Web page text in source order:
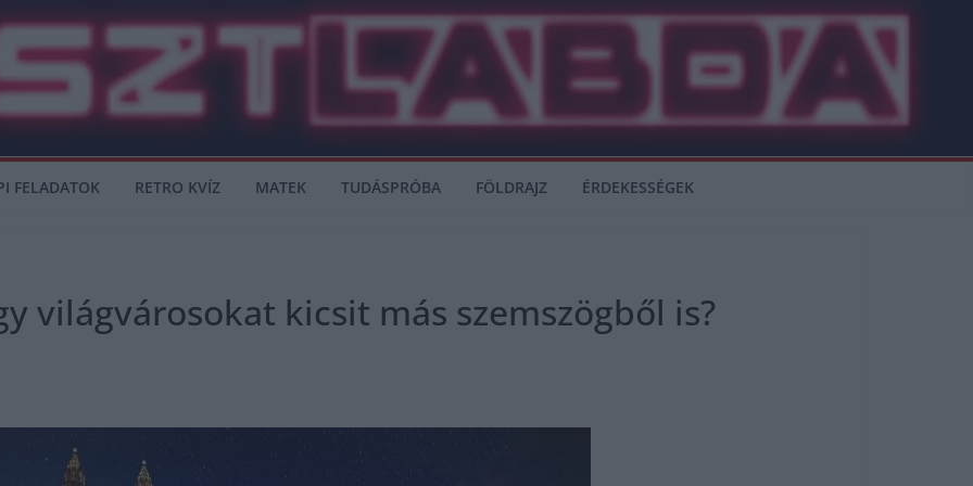
FELADATOK RETRO KVÍZ MATEK TUDÁSPRÓBA FÖLDRAJZ ÉRDEKESSÉGEK
világvárosokat kicsit más szemszögből is?